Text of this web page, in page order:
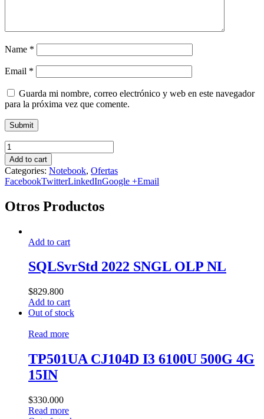
Name *
Email *
Guarda mi nombre, correo electrónico y web en este navegador
para la próxima vez que comente.
Add to cart
Categories: Notebook, Ofertas
FacebookTwitterLinkedInGoogle +Email
Otros Productos
Add to cart
SQLSvrStd 2022 SNGL OLP NL
$829.800
Add to cart
Out of stock
Read more
TP501UA CJ104D I3 6100U 500G 4G
15IN
$330.000
Read more